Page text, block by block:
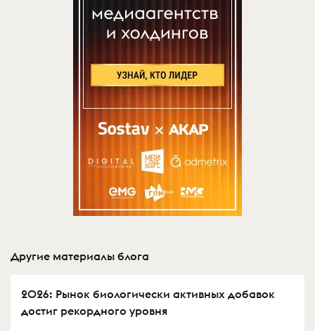
Другие материалы блога
2026: Рынок биологически активных добавок
достиг рекордного уровня